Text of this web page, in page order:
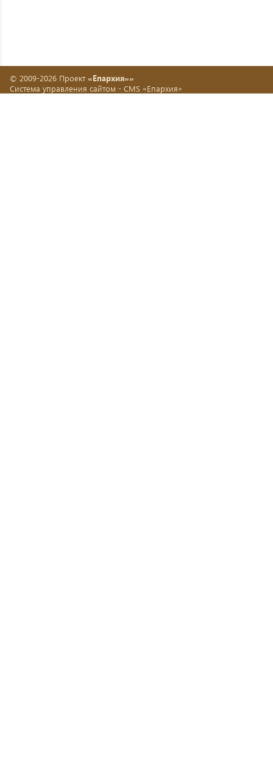
© 2009-2026 Проект «Епархия»»
Система управления сайтом - CMS «Епархия»